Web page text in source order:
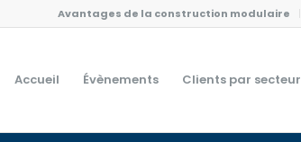
Avantages de la construction modulaire
Accueil Évènements Clients par secteur